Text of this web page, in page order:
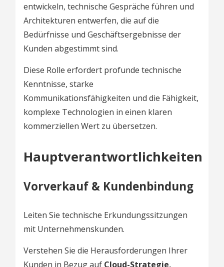
entwickeln, technische Gespräche führen und
Architekturen entwerfen, die auf die
Bedürfnisse und Geschäftsergebnisse der
Kunden abgestimmt sind.
Diese Rolle erfordert profunde technische
Kenntnisse, starke
Kommunikationsfähigkeiten und die Fähigkeit,
komplexe Technologien in einen klaren
kommerziellen Wert zu übersetzen.
Hauptverantwortlichkeiten
Vorverkauf & Kundenbindung
Leiten Sie technische Erkundungssitzungen
mit Unternehmenskunden.
Verstehen Sie die Herausforderungen Ihrer
Kunden in Bezug auf Cloud-Strategie,